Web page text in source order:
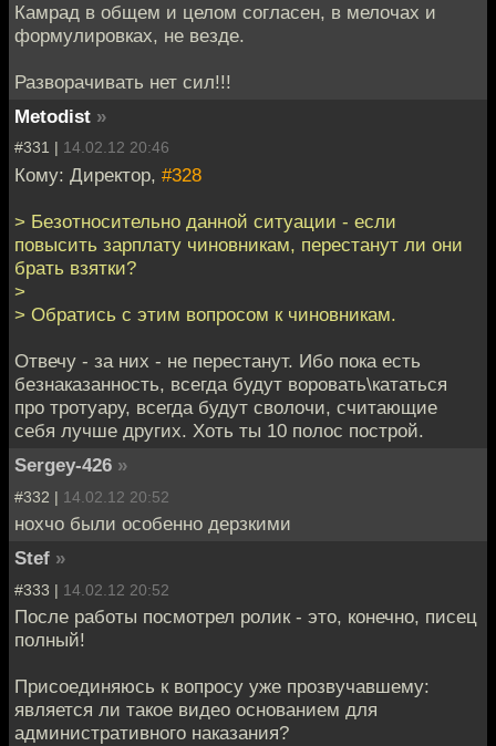
Камрад в общем и целом согласен, в мелочах и
формулировках, не везде.
Разворачивать нет сил!!!
Metodist »
#331 | 14.02.12 20:46
Кому: Директор, #328
> Безотносительно данной ситуации - если
повысить зарплату чиновникам, перестанут ли они
брать взятки?
>
> Обратись с этим вопросом к чиновникам.
Отвечу - за них - не перестанут. Ибо пока есть
безнаказанность, всегда будут воровать\кататься
про тротуару, всегда будут сволочи, считающие
себя лучше других. Хоть ты 10 полос построй.
Sergey-426 »
#332 | 14.02.12 20:52
нохчо были особенно дерзкими
Stef »
#333 | 14.02.12 20:52
После работы посмотрел ролик - это, конечно, писец
полный!
Присоединяюсь к вопросу уже прозвучавшему:
является ли такое видео основанием для
административного наказания?